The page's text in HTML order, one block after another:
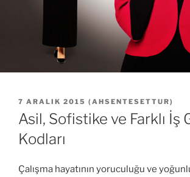
YAYIM
TARIHI
7 ARALIK 2015 ( AHSENTESETTUR)
Asil, Sofistike ve Farklı İş
Kodları
Çalışma hayatının yoruculuğu ve